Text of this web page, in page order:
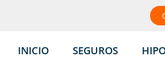
INICIO SEGUROS